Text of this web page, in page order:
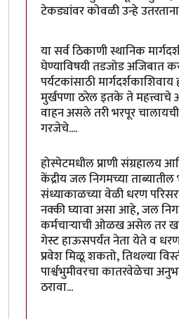
टेकड्यांवर कोवळी उन्हे
या सर्व ठिकाणी स्थानिक
घेण्याविषयी तडजोड अजिबात
पर्यटकांसाठी
मुर्खपणा ठरेल इतके ते
वाहन असले तरी भरपूर
गरजेचे....
होस्पेटमधील प्राणी संग्रहालय
केंद्रीय जल निगमच्या
संध्याकाळच्या वेळी धरण
नक्की घ्यावा असा आहे, जल
कर्मचाऱ्याची ओळख असेल तर
गेस्ट हाऊसपर्यंत नेता येते व
प्रवेश मिळू शकतो, तिथल्या
पार्श्वभुमीवरचा कातरवेळेचा
ठरावा...